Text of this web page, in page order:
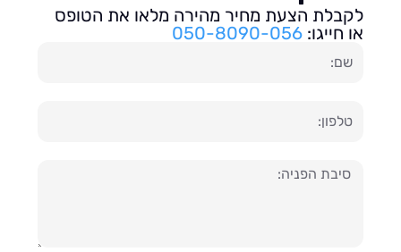
הצעת מחיר מהירה מלאו את הטופס
חייגו:050-8090-056